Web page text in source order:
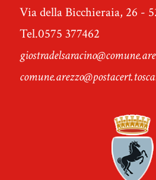
Via della Bicchieraia, 26 -
Tel.0575 377462